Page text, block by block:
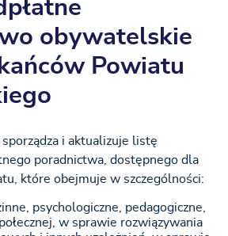
obywatelskie
Powiatu
i aktualizuje listę
poradnictwa, dostępnego dla
które obejmuje w szczególności:
psychologiczne, pedagogiczne,
w sprawie rozwiązywania